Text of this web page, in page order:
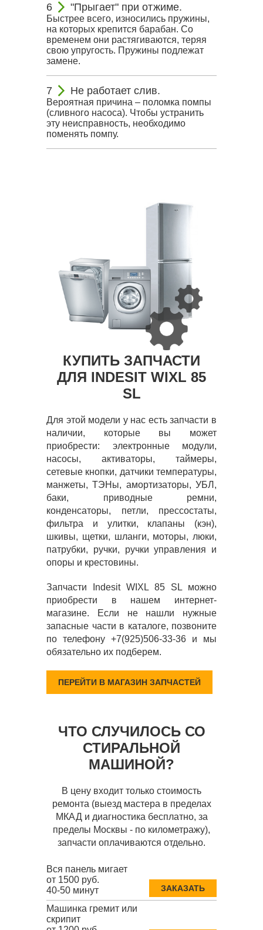
"Прыгает" при отжиме.
Быстрее всего, износились пружины,
на которых крепится барабан. Со
временем они растягиваются, теряя
свою упругость. Пружины подлежат
замене.
Не работает слив.
Вероятная причина – поломка помпы
(сливного насоса). Чтобы устранить
эту неисправность, необходимо
поменять помпу.
КУПИТЬ ЗАПЧАСТИ
ДЛЯ INDESIT WIXL 85
SL
Для этой модели у нас есть запчасти в
наличии, которые вы может
приобрести: электронные модули,
насосы, активаторы, таймеры,
сетевые кнопки, датчики температуры,
манжеты, ТЭНы, амортизаторы, УБЛ,
баки, приводные ремни,
конденсаторы, петли, прессостаты,
фильтра и улитки, клапаны (кэн),
шкивы, щетки, шланги, моторы, люки,
патрубки, ручки, ручки управления и
опоры и крестовины.
Запчасти Indesit WIXL 85 SL можно
приобрести в нашем интернет-
магазине. Если не нашли нужные
запасные части в каталоге, позвоните
по телефону +7(925)506-33-36 и мы
обязательно их подберем.
ПЕРЕЙТИ В МАГАЗИН ЗАПЧАСТЕЙ
ЧТО СЛУЧИЛОСЬ СО
СТИРАЛЬНОЙ
МАШИНОЙ?
В цену входит только стоимость
ремонта (выезд мастера в пределах
МКАД и диагностика бесплатно, за
пределы Москвы - по километражу),
запчасти оплачиваются отдельно.
Вся панель мигает
от 1500 руб.
40-50 минут
ЗАКАЗАТЬ
Машинка гремит или
скрипит